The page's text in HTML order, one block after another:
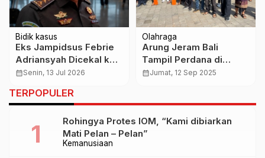
Bidik kasus
Eks Jampidsus Febrie
Adriansyah Dicekal ke
Luar Negeri, Imigrasi
Tersangka Korupsi
calendar_monthSenin, 13 Jul 2026
Olahraga
Arung Jeram Bali
Tampil Perdana di
Porprov XVI Lewat
calendar_monthJumat, 12 Sep 2025
TERPOPULER
Kemanusiaan
Rohingya Protes IOM, “Kami dibiarkan
Mati Pelan – Pelan”